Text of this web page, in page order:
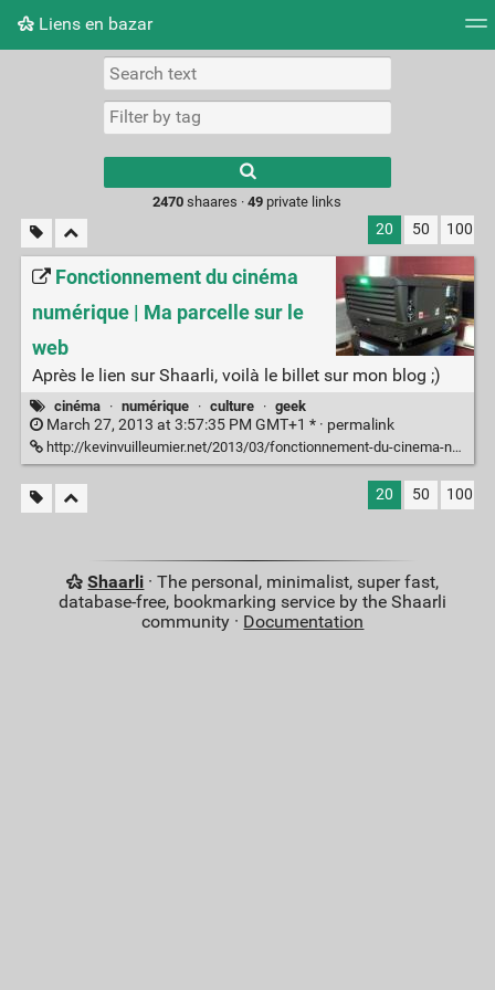
Liens en bazar
Picture wall
2470 shaares ·49 private links
20 50 100
Fonctionnement du cinéma
numérique | Ma parcelle sur le
web
Après le lien sur Shaarli, voilà le billet sur mon blog ;)
cinéma · numérique · culture · geek
March 27, 2013 at 3:57:35 PM GMT+1 * · permalink
http://kevinvuilleumier.net/2013/03/fonctionnement-du-cinema-numerique/
20 50 100
Shaarli · The personal, minimalist, super fast,
database-free, bookmarking service by the Shaarli
community · Documentation